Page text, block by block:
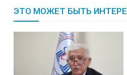
ЭТО МОЖЕТ БЫТЬ